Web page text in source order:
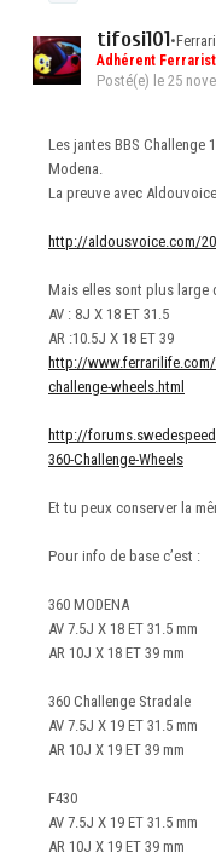
tifosi101•
Adhérent
Posté(e) le 25
Les jantes BBS Challenge
Modena.
La preuve avec
http://aldousvoice.com/
Mais elles sont plus large
AV : 8J X 18 ET 31.5
AR :10.5J X 18 ET 39
http://www.ferrarilife.com/
challenge-wheels.html
http://
360-Challenge-Wheels
Et tu peux conserver la
Pour info de base c’est :
360 MODENA
AV 7.5J X 18 ET 31.5 mm
AR 10J X 18 ET 39 mm
360 Challenge Stradale
AV 7.5J X 19 ET 31.5 mm
AR 10J X 19 ET 39 mm
F430
AV 7.5J X 19 ET 31.5 mm
AR 10J X 19 ET 39 mm